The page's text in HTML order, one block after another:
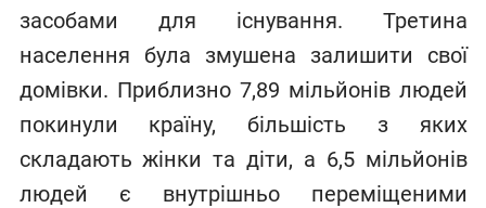
засобами для існування. Третина
населення була змушена залишити свої
домівки. Приблизно 7,89 мільйонів людей
покинули країну, більшість з яких
складають жінки та діти, а 6,5 мільйонів
людей є внутрішньо переміщеними